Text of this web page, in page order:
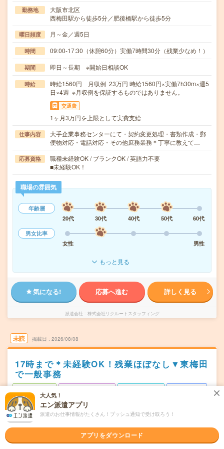
勤務地
大阪市北区
西梅田駅から徒歩5分／肥後橋駅から徒歩5分
曜日頻度 月～金／週5日
時間 09:00-17:30（休憩60分）実働7時間30分（残業少なめ！）
期間 即日～長期 ※開始日相談OK
時給
時給1560円 月収例 23万円 時給1560円×実働7h30m×週5
日×4週 ※月収例を保証するものではありません。
交通費
1ヶ月3万円を上限として実費支給
仕事内容
大手企業事務センターにて・契約変更処理・書類作成・郵
便物対応・電話対応・その他庶務業務＊丁寧に教えて…
応募資格
職種未経験OK / ブランクOK / 英語力不要
■未経験OK！
職場の雰囲気
年齢層
20代
30代 40代 50代
60代
男女比率
女性
男性
もっと見る
気になる! 応募へ進む 詳しく見る
派遣会社 株式会社リクルートスタッフィング
未読 掲載日 2026/08/08
17時まで＊未経験OK！残業ほぼなし▼東梅田
で一般事務
派遣
勤務地
大阪市北区
東梅田駅から徒歩1分／梅田(地下鉄)駅から徒歩2分／大阪
駅から---分／西梅田駅から---分／大阪梅田(阪神線)駅から--
-分
大人気！
エン派遣アプリ
派遣のお仕事情報がたくさん！プッシュ通知で受け取ろう！
アプリをダウンロード